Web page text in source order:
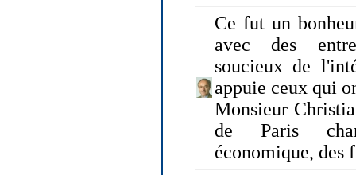
Ce fut un
avec des
soucieux de
appuie ceux qui
Monsieur
de Paris
économique, des